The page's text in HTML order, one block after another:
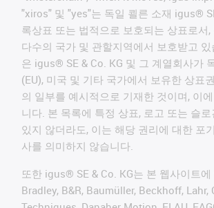
"xiros" 및 "yes"는 독일 쾰른 소재 igus®
록상표 또는 법적으로 보호되는 상표로서
다수의 국가 및 관할지역에서 보호받고
은 igus® SE & Co. KG 및 그 계열회사가
(EU), 미국 및 기타 국가에서 보유한 상표
의 일부를 예시적으로 기재한 것이며, 이
니다. 본 목록에 특정 상표, 로고 또는 슬
있지 않더라도, 이는 해당 권리에 대한 포
사를 의미하지 않습니다.
또한 igus® SE & Co. KG는 본 웹사이트
Bradley, B&R, Baumüller, Beckhoff, Lahr,